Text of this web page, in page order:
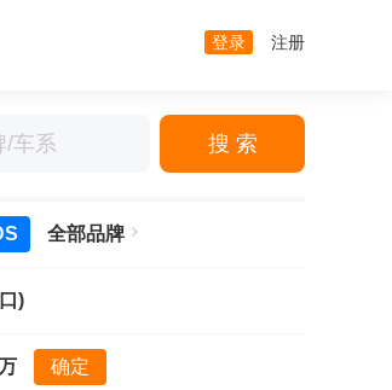
登录 注册
搜 索
全部品牌
)
确定